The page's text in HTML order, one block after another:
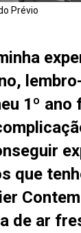
Prévio
1º ano
que
de ar